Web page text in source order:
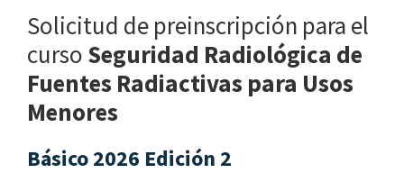
Solicitud de preinscripción para el
curso Seguridad Radiológica de
Fuentes Radiactivas para Usos
Menores
Básico 2026 Edición 2